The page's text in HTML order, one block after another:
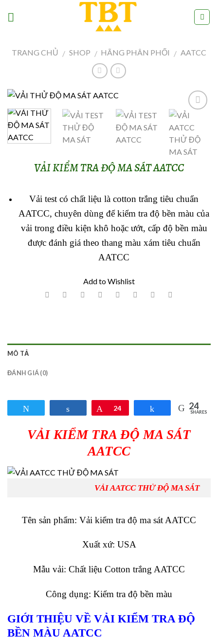
TRANG CHỦ / SHOP / HÃNG PHÂN PHỐI / AATCC
Add to
Wishlist
VẢI KIỂM TRA ĐỘ MA SÁT AATCC
Vải test có chất liệu là cotton trắng tiêu chuẩn
AATCC, chuyên dùng để kiểm tra độ bền màu của
vải trong điều kiện khô hoặc ướt, cấp độ bền màu
được đánh giá theo thang màu xám tiêu chuẩn
AATCC
Add to Wishlist
MÔ TẢ
ĐÁNH GIÁ (0)
Pin
24 Share 24
SHARES
VẢI KIỂM TRA ĐỘ MA SÁT
AATCC
VẢI AATCC THỬ ĐỘ MA SÁT
Tên sản phẩm: Vải kiểm tra độ ma sát AATCC
Xuất xứ: USA
Mẫu vải: Chất liệu Cotton trắng AATCC
Công dụng: Kiểm tra độ bền màu
GIỚI THIỆU VỀ VẢI KIỂM TRA ĐỘ
BỀN MÀU AATCC